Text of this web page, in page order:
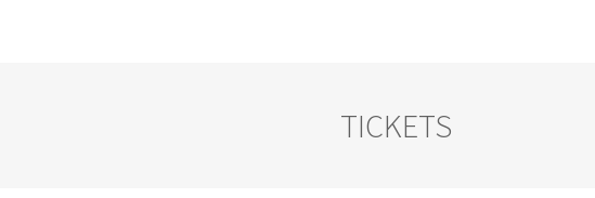
TICKETS